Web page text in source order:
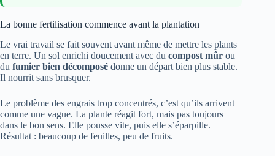
La bonne fertilisation commence avant la plantation
Le vrai travail se fait souvent avant même de mettre les plants
en terre. Un sol enrichi doucement avec du compost mûr ou
du fumier bien décomposé donne un départ bien plus stable.
Il nourrit sans brusquer.
Le problème des engrais trop concentrés, c’est qu’ils arrivent
comme une vague. La plante réagit fort, mais pas toujours
dans le bon sens. Elle pousse vite, puis elle s’éparpille.
Résultat : beaucoup de feuilles, peu de fruits.